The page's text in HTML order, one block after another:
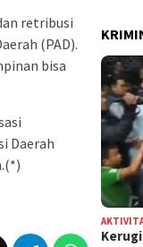
retribusi
(PAD).
bisa
Daerah